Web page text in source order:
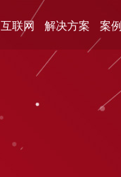
互联网 解决方案 案例